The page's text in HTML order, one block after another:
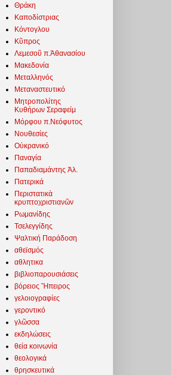
Θράκη
Καποδίστριας
Κόντογλου
Κῦπρος
Λεμεσοῦ π.Ἀθανασίου
Μακεδονία
Μεταλληνός
Μεταναστευτικό
Μητροπολίτης
Κυθήρων Σεραφείμ
Μόρφου π.Νεόφυτος
Νουθεσίες
Οὐκρανικό
Παναγία
Παπαδιαμάντης Ἀλ.
Πατερικά
Περιστατικὰ
κρυπτοχριστιανῶν
Ρωμανίδης
Τσελεγγίδης
Ψαλτική Παράδοση
αθεϊσμός
αθλητικα
βιβλιοπαρουσιάσεις
βόρειος Ἤπειρος
γελοιογραφίες
γεροντικό
γλῶσσα
εκδηλώσεις
θεία κοινωνία
θεολογικά
θρησκευτικά